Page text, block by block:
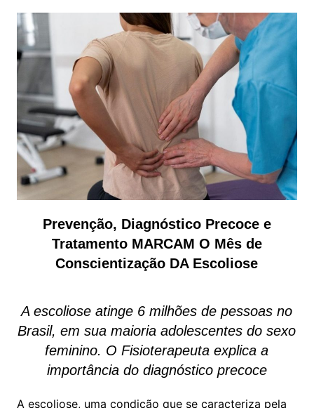
Prevenção, Diagnóstico Precoce e
Tratamento MARCAM O Mês de
Conscientização DA Escoliose
A escoliose atinge 6 milhões de pessoas no
Brasil, em sua maioria adolescentes do sexo
feminino. O Fisioterapeuta explica a
importância do diagnóstico precoce
A escoliose, uma condição que se caracteriza pela